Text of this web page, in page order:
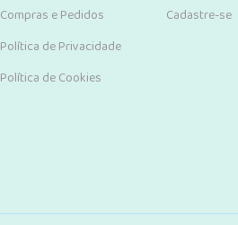
Compras e Pedidos
Política de Privacidade
Política de Cookies
Cadastre-se